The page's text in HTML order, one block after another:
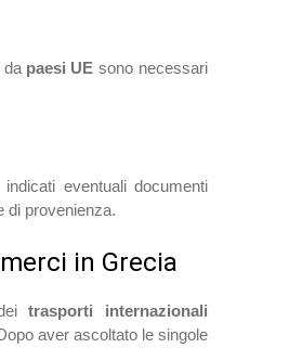
da paesi UE sono necessari
eventuali documenti
di provenienza.
in Grecia
trasporti internazionali
aver ascoltato le singole